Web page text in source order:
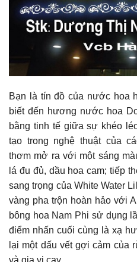
Bạn là tín đồ của nước hoa
biết đến hương nước hoa
bằng tinh tế giữa sự khéo
tạo trong nghệ thuật của
thơm mở ra với một sáng
lá đu đủ, dầu hoa cam; tiếp
sang trọng của White Water
vàng pha trộn hoàn hảo với
bông hoa Nam Phi sử dụng
điểm nhấn cuối cùng là xạ
lại một dấu vết gợi cảm của
và gia vị cay.